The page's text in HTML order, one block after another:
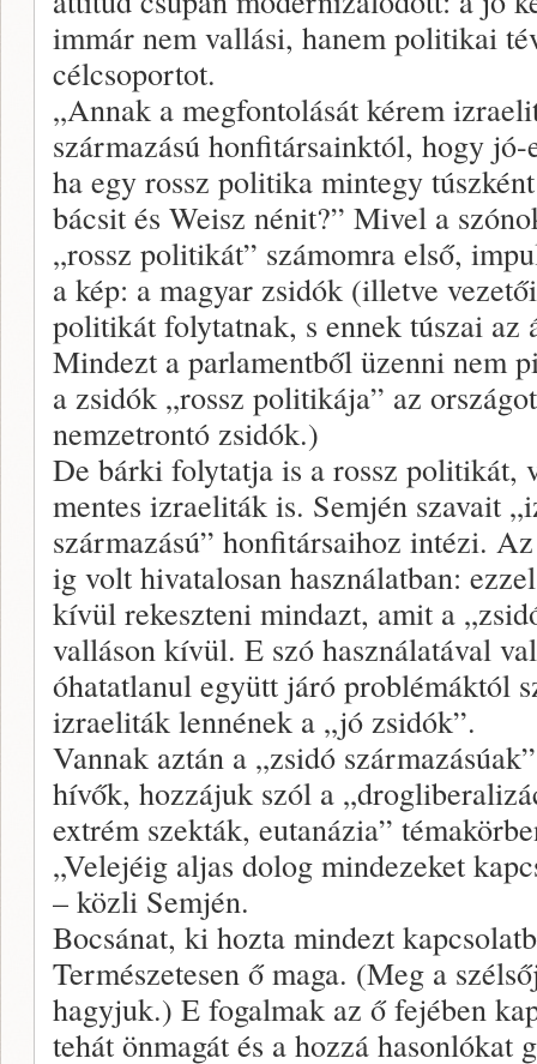
immár nem vallási, hanem politikai
célcsoportot.
„Annak a megfontolását kérem
származású honfitársainktól, hogy
ha egy rossz politika mintegy
bácsit és Weisz nénit?” Mivel a
„rossz politikát” számomra első,
a kép: a magyar zsidók (illetve
politikát folytatnak, s ennek túszai az
Mindezt a parlamentből üzenni nem
a zsidók „rossz politikája” az
nemzetrontó zsidók.)
De bárki folytatja is a rossz politikát,
mentes izraeliták is. Semjén szavait
származású” honfitársaihoz intézi.
ig volt hivatalosan használatban:
kívül rekeszteni mindazt, amit a
valláson kívül. E szó használatával
óhatatlanul együtt járó problémáktól
izraeliták lennének a „jó zsidók”.
Vannak aztán a „zsidó
hívők, hozzájuk szól a
extrém szekták, eutanázia”
„Velejéig aljas dolog mindezeket
– közli Semjén.
Bocsánat, ki hozta mindezt
Természetesen ő maga. (Meg a
hagyjuk.) E fogalmak az ő fejében
tehát önmagát és a hozzá hasonlókat